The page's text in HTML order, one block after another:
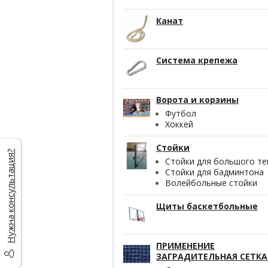
Канат
Система крепежа
Ворота и корзины
Футбол
Хоккей
Стойки
Стойки для большого
Стойки для бадминтона
Волейбольные стойки
Щиты баскетбольные
ПРИМЕНЕНИЕ
ЗАГРАДИТЕЛЬНАЯ СЕТКА
Нужна консультация?